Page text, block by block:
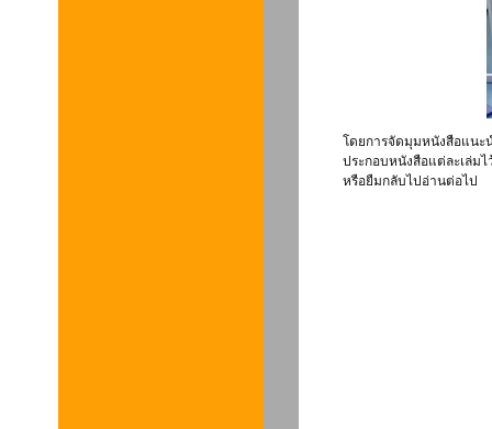
โดยการจัดมุมหนังสือแนะ
ประกอบหนังสือแต่ละเล่ม
หรือยืมกลับไปอ่านต่อไป